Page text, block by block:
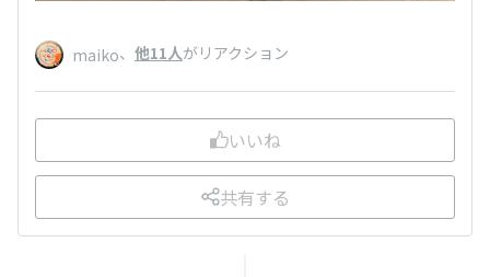
maiko、 他11人がリアクション
いいね
共有する